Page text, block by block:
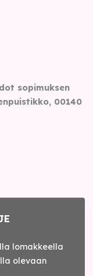
sopimuksen
00140
lomakkeella
olevaan